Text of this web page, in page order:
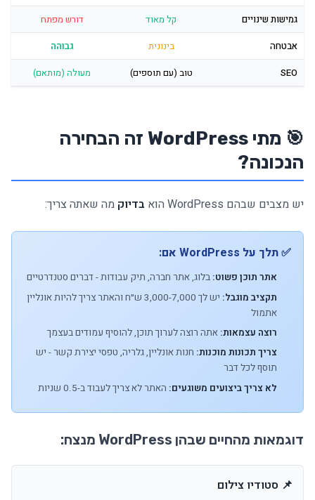
גמישות שינויים
קל מאוד
דורש מפתח
אבטחה
בינונית
גבוהה
SEO
טוב (עם תוספים) מעולה (מותאם)
🎯 מתי WordPress זה הבחירה
הנכונה?
יש מצבים שבהם WordPress הוא בדיוק מה שאתה צריך:
✅ תלך על WordPress אם:
אתר תוכן פשוט: בלוג, אתר חברה, תיק עבודות - דברים סטנדרטיים
תקציב מוגבל:
יש לך 3,000-7,000 ש״ח והאתר צריך להיות אונליין
אתמול
רוצה עצמאות: אתה רוצה לערוך תוכן, להוסיף עמודים בעצמך
צריך תכונות מוכנות: חנות אונליין, גלריה, טפסי יצירת קשר - יש
תוסף לכל דבר
לא צריך ביצועים משוגעים: האתר לא צריך לעבוד ב-0.5 שניות
דוגמאות מהחיים שבהן WordPress מנצח:
📌 סטודיו צילום